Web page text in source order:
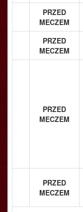
PRZED
MECZEM
PRZED
MECZEM
PRZED
MECZEM
PRZED
MECZEM